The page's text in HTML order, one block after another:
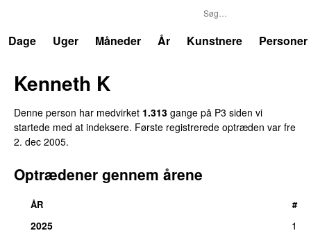
Dage
Uger Måneder År Kunstnere Personer
Kenneth K
Denne person har medvirket 1.313 gange på P3 siden vi
startede med at indeksere. Første registrerede optræden var fre
2. dec 2005.
Optrædener gennem årene
ÅR #
2025
1